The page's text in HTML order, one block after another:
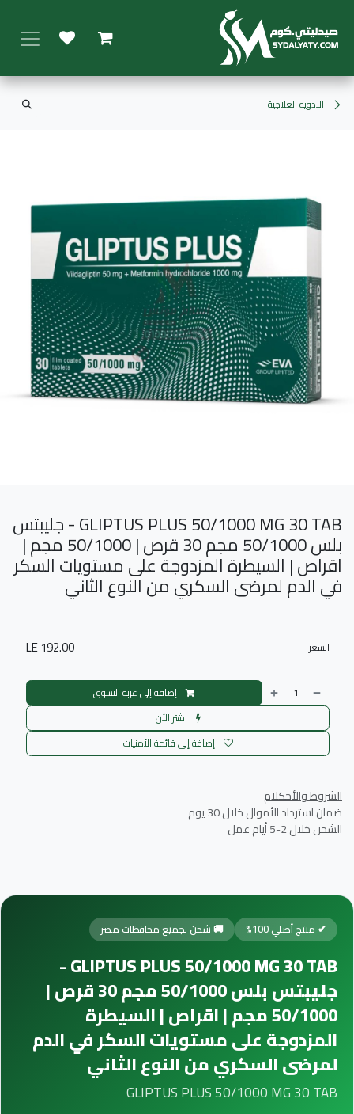
الادويه العلاجية
GLIPTUS PLUS 50/1000 MG 30 TAB - جليبتس
بلس 50/1000 مجم 30 قرص | 50/1000 مجم |
اقراص | السيطرة المزدوجة على مستويات السكر
في الدم لمرضى السكري من النوع الثاني
إضافة إلى عربة التسوق
اشترِ الآن
إضافة إلى قائمة الأمنيات
السعر 192.00
الشروط والأحكلام
ضمان استرداد الأموال خلال 30 يوم
الشحن خلال 2-5 أيام عمل
✔ منتج أصلي 100% 🚚 شحن لجميع محافظات مصر
GLIPTUS PLUS 50/1000 MG 30 TAB -
جليبتس بلس 50/1000 مجم 30 قرص |
50/1000 مجم | اقراص | السيطرة
المزدوجة على مستويات السكر في الدم
لمرضى السكري من النوع الثاني
GLIPTUS PLUS 50/1000 MG 30 TAB